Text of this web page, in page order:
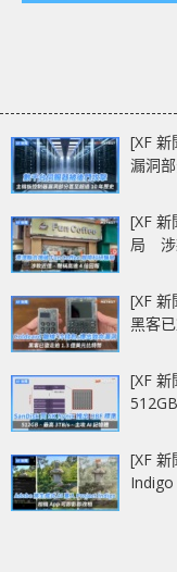
[XF
漏洞
[XF
局 涉
[XF
黑客
[XF
[XF